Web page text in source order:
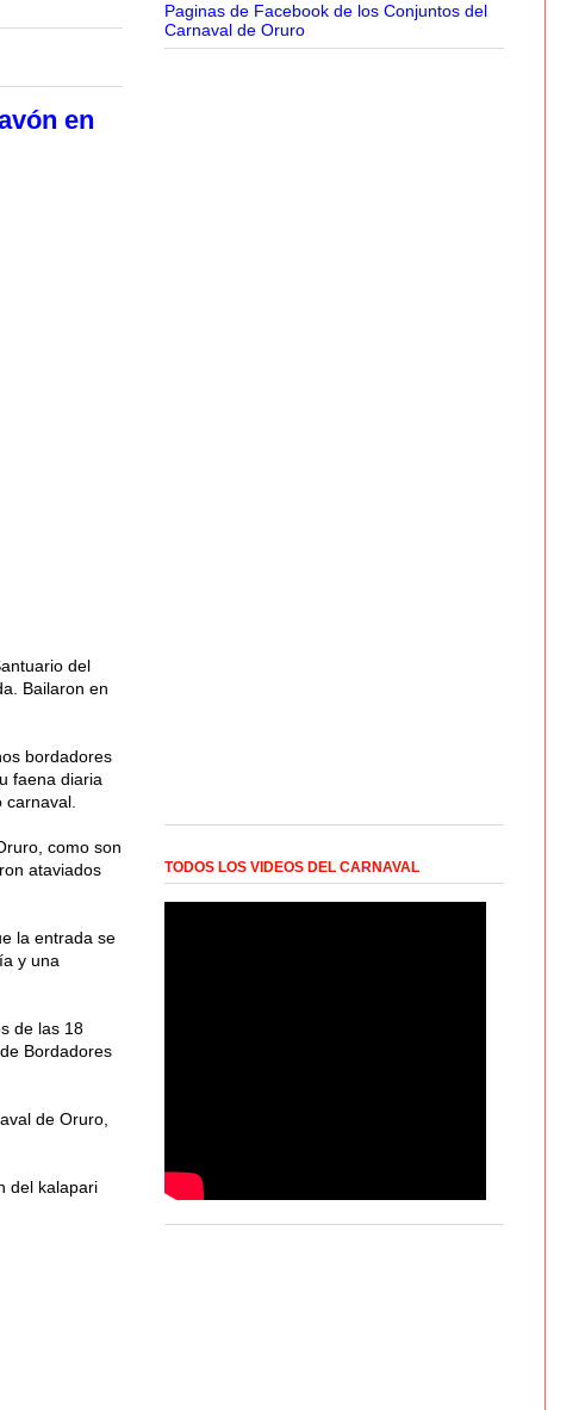
en
del
Bailaron en
bordadores
faena diaria
como son
ataviados
la entrada se
y una
de las 18
Bordadores
de Oruro,
del kalapari
Paginas de Facebook de los Conjuntos del
Carnaval de Oruro
TODOS LOS VIDEOS DEL CARNAVAL